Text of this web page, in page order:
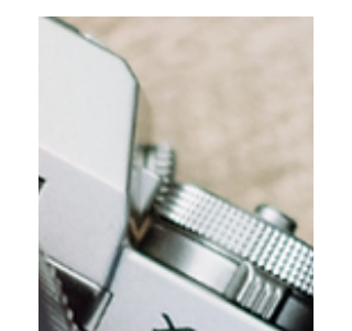
conseguir uma maior profundidade de campo
Blog / O...